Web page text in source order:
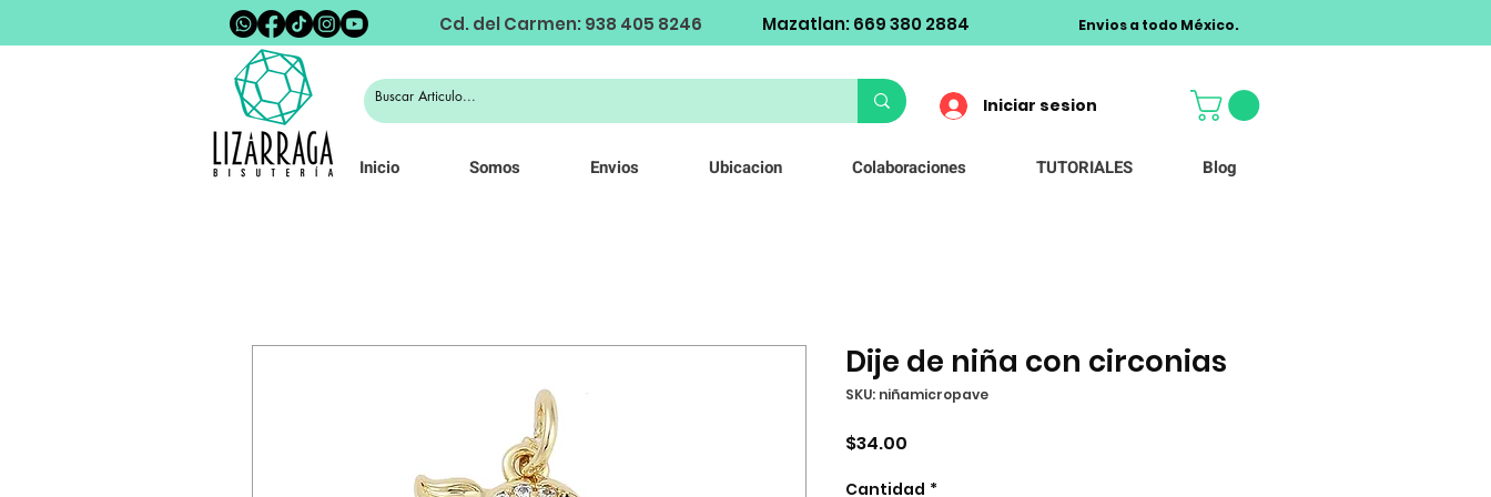
Cd. del Carmen: 938 405 8246 Mazatlan: 669 380 2884 Envios a todo México.
Iniciar sesion
Inicio Somos Envios Ubicacion Colaboraciones TUTORIALES Blog
Dije de niña con circonias
SKU: niñamicropave
$34.00
Cantidad *